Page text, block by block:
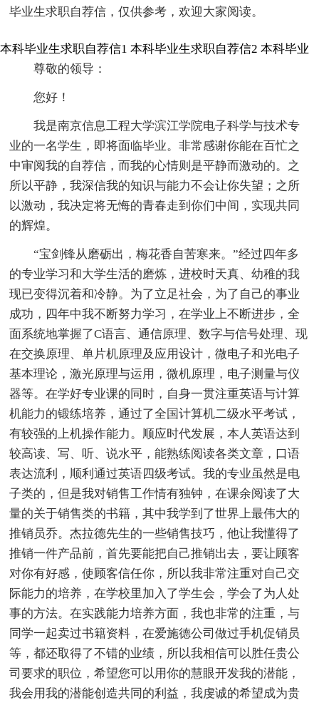
毕业生求职自荐信，仅供参考，欢迎大家阅读。
本科毕业生求职自荐信1
尊敬的领导：
您好！
我是南京信息工程大学滨江学院电子科学与技术专
业的一名学生，即将面临毕业。非常感谢你能在百忙之
中审阅我的自荐信，而我的心情则是平静而激动的。之
所以平静，我深信我的知识与能力不会让你失望；之所
以激动，我决定将无悔的青春走到你们中间，实现共同
的辉煌。
“宝剑锋从磨砺出，梅花香自苦寒来。”经过四年多
的专业学习和大学生活的磨炼，进校时天真、幼稚的我
现已变得沉着和冷静。为了立足社会，为了自己的事业
成功，四年中我不断努力学习，在学业上不断进步，全
面系统地掌握了C语言、通信原理、数字与信号处理、现
在交换原理、单片机原理及应用设计，微电子和光电子
基本理论，激光原理与运用，微机原理，电子测量与仪
器等。在学好专业课的同时，自身一贯注重英语与计算
机能力的锻练培养，通过了全国计算机二级水平考试，
有较强的上机操作能力。顺应时代发展，本人英语达到
较高读、写、听、说水平，能熟练阅读各类文章，口语
表达流利，顺利通过英语四级考试。我的专业虽然是电
子类的，但是我对销售工作情有独钟，在课余阅读了大
量的关于销售类的书籍，其中我学到了世界上最伟大的
推销员乔。杰拉德先生的一些销售技巧，他让我懂得了
推销一件产品前，首先要能把自己推销出去，要让顾客
对你有好感，使顾客信任你，所以我非常注重对自己交
际能力的培养，在学校里加入了学生会，学会了为人处
事的方法。在实践能力培养方面，我也非常的注重，与
同学一起卖过书籍资料，在爱施德公司做过手机促销员
等，都还取得了不错的业绩，所以我相信可以胜任贵公
司要求的职位，希望您可以用你的慧眼开发我的潜能，
我会用我的潜能创造共同的利益，我虔诚的希望成为贵
本科毕业生求职自荐信2 本科毕业